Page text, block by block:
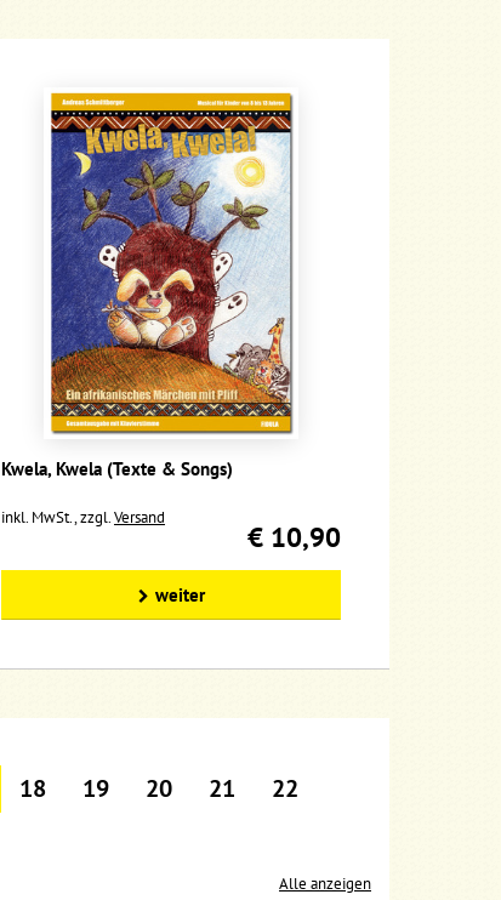
Kwela, Kwela (Texte & Songs)
inkl. MwSt., zzgl.Versand
€ 10,90
weiter
18 19 20 21
22
Alle anzeigen